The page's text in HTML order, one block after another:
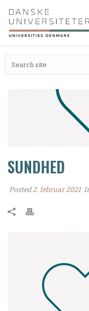
SUNDHED
Posted2. februar 2021